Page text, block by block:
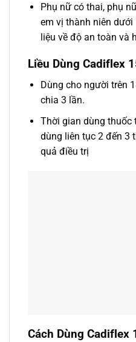
Phụ nữ có thai, phụ
em vị thành niên
liệu về độ an toàn và
Liều Dùng Cadiflex
Dùng cho người trên
chia 3 lần.
Thời gian dùng thuốc
dùng liên tục 2 đến 3
quả điều trị
Cách Dùng Cadiflex